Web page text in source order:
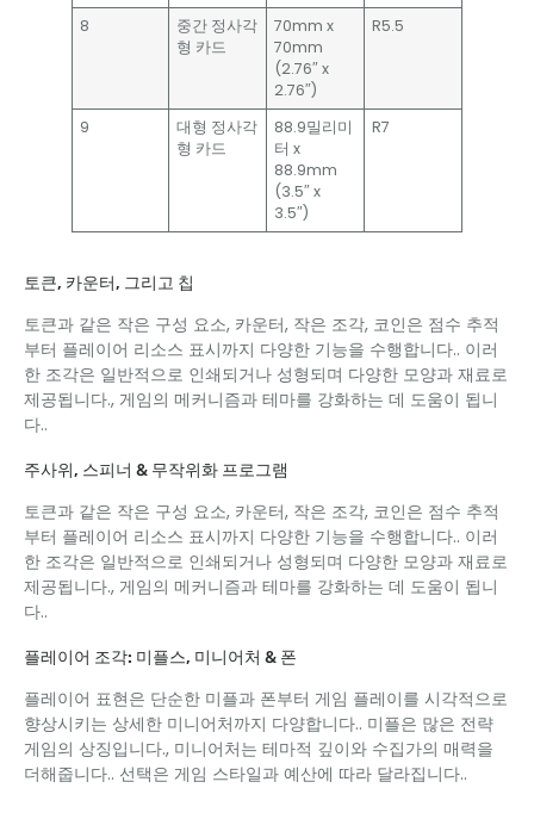
8
중간 정사각
형 카드
70mm x
70mm
(2.76″ x
2.76″)
R5.5
9
대형 정사각
형 카드
88.9밀리미
터 x
88.9mm
(3.5″ x
3.5″)
R7
토큰, 카운터, 그리고 칩
토큰과 같은 작은 구성 요소, 카운터, 작은 조각, 코인은 점수 추적
부터 플레이어 리소스 표시까지 다양한 기능을 수행합니다.. 이러
한 조각은 일반적으로 인쇄되거나 성형되며 다양한 모양과 재료로
제공됩니다., 게임의 메커니즘과 테마를 강화하는 데 도움이 됩니
다..
주사위, 스피너 & 무작위화 프로그램
토큰과 같은 작은 구성 요소, 카운터, 작은 조각, 코인은 점수 추적
부터 플레이어 리소스 표시까지 다양한 기능을 수행합니다.. 이러
한 조각은 일반적으로 인쇄되거나 성형되며 다양한 모양과 재료로
제공됩니다., 게임의 메커니즘과 테마를 강화하는 데 도움이 됩니
다..
플레이어 조각: 미플스, 미니어처 & 폰
플레이어 표현은 단순한 미플과 폰부터 게임 플레이를 시각적으로
향상시키는 상세한 미니어처까지 다양합니다.. 미플은 많은 전략
게임의 상징입니다., 미니어처는 테마적 깊이와 수집가의 매력을
더해줍니다.. 선택은 게임 스타일과 예산에 따라 달라집니다..